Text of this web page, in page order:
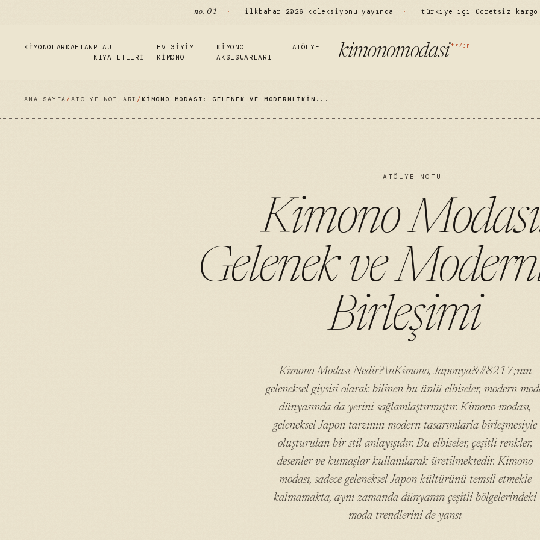
no. 01 · ilkbahar 2026 koleksiyonu yayında · türkiye içi ücretsiz kargo
KIMONOLAR KAFTAN PLAJ
KIYAFETLERI
EV GIYIM
KIMONO
KIMONO
AKSESUARLARI
ATÖLYE kimonomodasi tr/jp
ANA SAYFA /ATÖLYE NOTLARI /KIMONO MODASI: GELENEK VE MODERNLIKIN...
ATÖLYE NOTU
Kimono
Gelenek ve
Birleşimi
Kimono Modası Nedir?\nKimono, Japonya&#8217;nın
geleneksel giysisi olarak bilinen bu ünlü elbiseler, modern
dünyasında da yerini sağlamlaştırmıştır. Kimono modası,
geleneksel Japon tarzının modern tasarımlarla birleşmesiyle
oluşturulan bir stil anlayışıdır. Bu elbiseler, çeşitli renkler,
desenler ve kumaşlar kullanılarak üretilmektedir. Kimono
modası, sadece geleneksel Japon kültürünü temsil etmekle
kalmamakta, aynı zamanda dünyanın çeşitli bölgelerindeki
moda trendlerini de yansı